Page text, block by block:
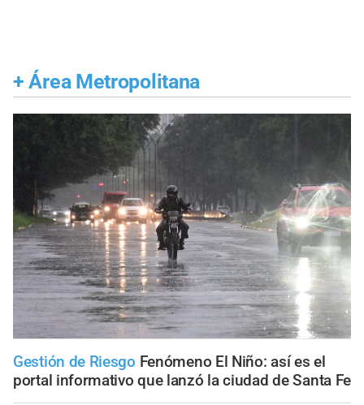
+ Área Metropolitana
Gestión de Riesgo Fenómeno El Niño: así es el
portal informativo que lanzó la ciudad de Santa Fe